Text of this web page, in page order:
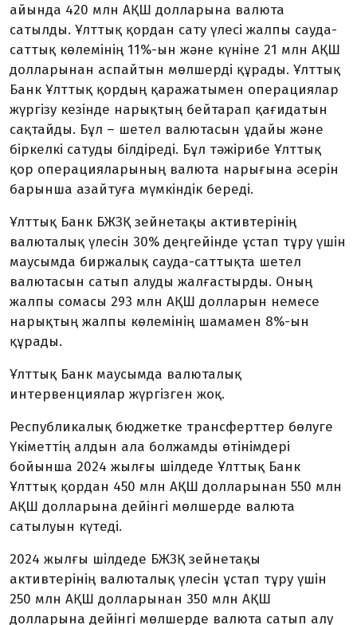
айында 420 млн АҚШ долларына валюта
сатылды. Ұлттық қордан сату үлесі жалпы сауда-
саттық көлемінің 11%-ын және күніне 21 млн АҚШ
долларынан аспайтын мөлшерді құрады. Ұлттық
Банк Ұлттық қордың қаражатымен операциялар
жүргізу кезінде нарықтың бейтарап қағидатын
сақтайды. Бұл – шетел валютасын ұдайы және
біркелкі сатуды білдіреді. Бұл тәжірибе Ұлттық
қор операцияларының валюта нарығына әсерін
барынша азайтуға мүмкіндік береді.
Ұлттық Банк БЖЗҚ зейнетақы активтерінің
валюталық үлесін 30% деңгейінде ұстап тұру үшін
маусымда биржалық сауда-саттықта шетел
валютасын сатып алуды жалғастырды. Оның
жалпы сомасы 293 млн АҚШ долларын немесе
нарықтың жалпы көлемінің шамамен 8%-ын
құрады.
Ұлттық Банк маусымда валюталық
интервенциялар жүргізген жоқ.
Республикалық бюджетке трансферттер бөлуге
Үкіметтің алдын ала болжамды өтінімдері
бойынша 2024 жылғы шілдеде Ұлттық Банк
Ұлттық қордан 450 млн АҚШ долларынан 550 млн
АҚШ долларына дейінгі мөлшерде валюта
сатылуын күтеді.
2024 жылғы шілдеде БЖЗҚ зейнетақы
активтерінің валюталық үлесін ұстап тұру үшін
250 млн АҚШ долларынан 350 млн АҚШ
долларына дейінгі мөлшерде валюта сатып алу